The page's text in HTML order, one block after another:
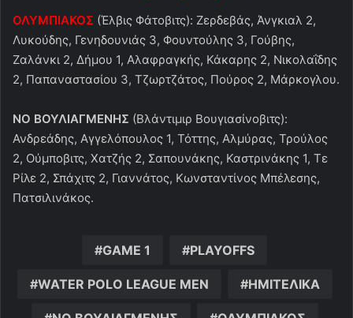
ΟΛΥΜΠΙΑΚΟΣ (Έλβις Φάτοβιτς): Ζερδεβάς, Άνγκιαλ 2,
Λυκούδης, Γενηδουνιάς 3, Φουντούλης 3, Γούβης,
Ζαλάνκι 2, Δήμου 1, Αλαφραγκής, Κάκαρης 2, Νικολαΐδης
2, Παπαναστασίου 3, Τζωρτζάτος, Πούρος 2, Μάρκογλου.
ΝΟ ΒΟΥΛΙΑΓΜΕΝΗΣ (Βλάντιμιρ Βουγιασίνοβιτς):
Ανδρεάδης, Αγγελόπουλος 1, Τόττης, Αλμύρας, Τρούλος
2, Ούμποβιτς, Χατζής 2, Σαπουνάκης, Καστρινάκης 1, Τε
Ρίλε 2, Σπάχιτς 2, Γιαννάτος, Κωνσταντίνος Μπέλεσης,
Πατσιλινάκος.
GAME 1 PLAYOFFS
WATER POLO LEAGUE MEN ΗΜΙΤΕΛΙΚΑ